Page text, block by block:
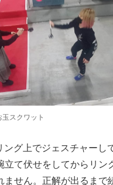
スクワット
グ上でジェスチャーし
立て伏せをしてからリン
ません。正解が出るまで